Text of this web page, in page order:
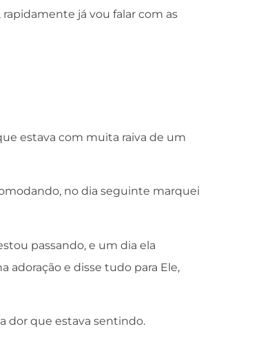
já vou falar com as
estava com muita raiva de um
no dia seguinte marquei
passando, e um dia ela
adoração e disse tudo para Ele,
dor que estava sentindo.